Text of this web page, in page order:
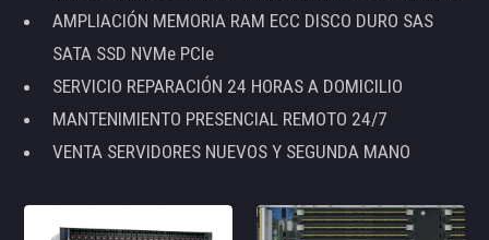
AMPLIACIÓN MEMORIA RAM ECC DISCO DURO SAS
SATA SSD NVMe PCIe
SERVICIO REPARACIÓN 24 HORAS A DOMICILIO
MANTENIMIENTO PRESENCIAL REMOTO 24/7
VENTA SERVIDORES NUEVOS Y SEGUNDA MANO